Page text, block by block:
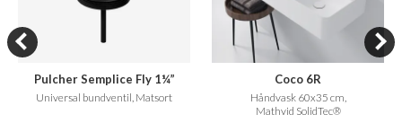
Pulcher Semplice Fly 1¼”
Universal bundventil, Matsort
Coco 6R
Håndvask 60x35 cm,
Mathvid SolidTec®